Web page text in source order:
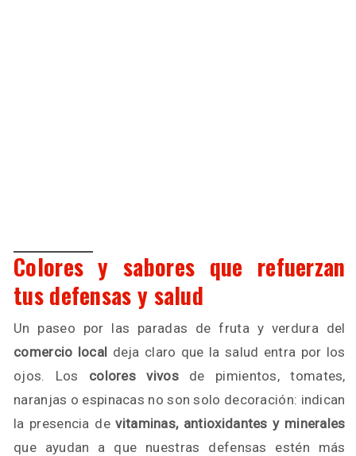
Colores y sabores que refuerzan
tus defensas y salud
Un paseo por las paradas de fruta y verdura del
comercio local deja claro que la salud entra por los
ojos. Los colores vivosde pimientos, tomates,
naranjas o espinacas no son solo decoración: indican
la presencia devitaminas, antioxidantes y minerales
que ayudan a que nuestras defensas estén más